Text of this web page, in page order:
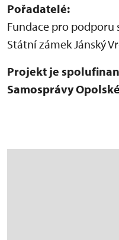
Pořadatelé:
Fundace pro podporu
Státní zámek Jánský
Projekt je
Samosprávy